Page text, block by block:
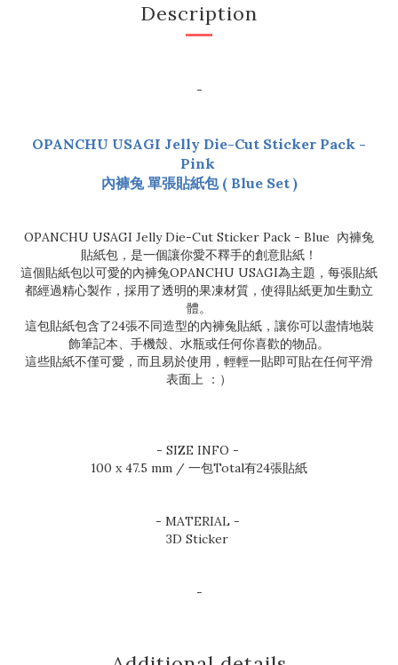
Description
-
OPANCHU USAGI Jelly Die-Cut Sticker Pack -
Pink
內褲兔 單張貼紙包 ( Blue Set )
OPANCHU USAGI Jelly Die-Cut Sticker Pack - Blue 內褲兔
貼紙包，是一個讓你愛不釋手的創意貼紙！
這個貼紙包以可愛的內褲兔OPANCHU USAGI為主題，每張貼紙
都經過精心製作，採用了透明的果凍材質，使得貼紙更加生動立
體。
這包貼紙包含了24張不同造型的內褲兔貼紙，讓你可以盡情地裝
飾筆記本、手機殼、水瓶或任何你喜歡的物品。
這些貼紙不僅可愛，而且易於使用，輕輕一貼即可貼在任何平滑
表面上 ：）
- SIZE INFO -
100 x 47.5 mm / 一包Total有24張貼紙
- MATERIAL -
3D Sticker
-